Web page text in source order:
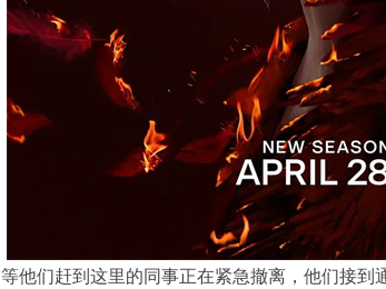
等他们赶到这里的同事正在紧急撤离，他们接